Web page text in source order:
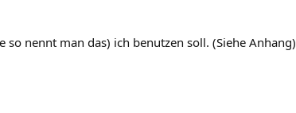
nennt man das) ich benutzen soll. (Siehe Anhang)